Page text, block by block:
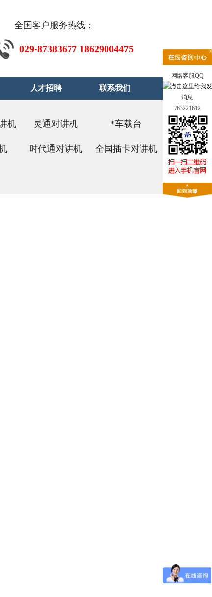
全国客户服务热线：
029-87383677 18629004475
人才招聘 联系我们
机 灵通对讲机 *车载台
时代通对讲机 全国插卡对讲机
网络客服QQ
763221612